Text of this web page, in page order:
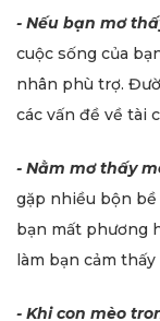
- Nếu bạn mơ
cuộc sống của
nhân phù trợ.
các vấn đề về tài
- Nằm mơ thấy
gặp nhiều bộn bề
bạn mất phương
làm bạn cảm
- Khi con mèo